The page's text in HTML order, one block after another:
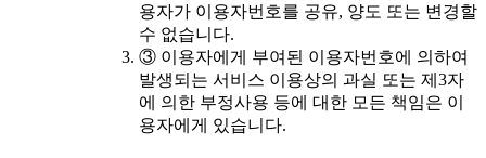
용자가 이용자번호를 공유, 양도 또는 변경할
수 없습니다.
③ 이용자에게 부여된 이용자번호에 의하여
발생되는 서비스 이용상의 과실 또는 제3자
에 의한 부정사용 등에 대한 모든 책임은 이
용자에게 있습니다.